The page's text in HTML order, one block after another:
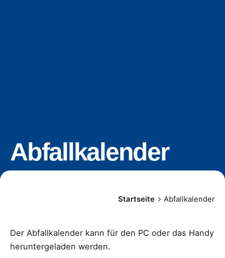
Abfallkalender
Startseite Abfallkalender
Der Abfallkalender kann für den PC oder das Handy
heruntergeladen werden.